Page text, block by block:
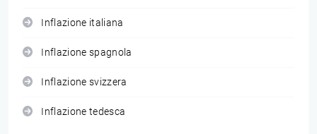
Inflazione italiana
Inflazione spagnola
Inflazione svizzera
Inflazione tedesca